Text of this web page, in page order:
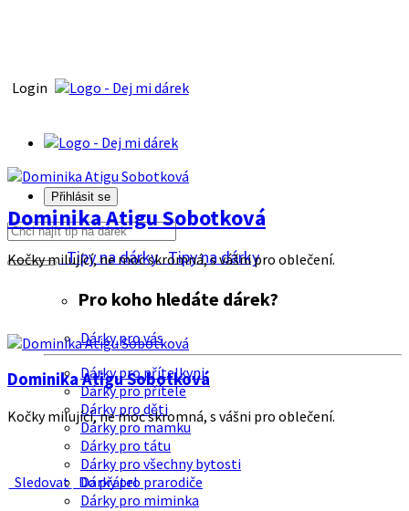
Login
Přihlásit se
Tipy na dárkyTipy na dárky
Pro koho hledáte dárek?
Dárky pro vás
Dárky pro přítelkyni
Dárky pro přítele
Dárky pro děti
Dárky pro mamku
Dárky pro tátu
Dárky pro všechny bytosti
Dárky pro prarodiče
Dárky pro miminka
Dominika Atigu Sobotková
Kočky milující, ne moc skromná, s vášni pro oblečení.
Dominika Atigu Sobotková
Kočky milující, ne moc skromná, s vášni pro oblečení.
Sledovat Do přátel